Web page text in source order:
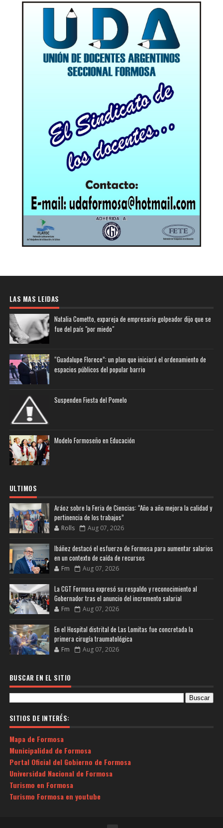
LAS MAS LEIDAS
Natalia Cometto, expareja de empresario golpeador dijo que se
fue del país "por miedo"
“Guadalupe Florece”: un plan que iniciará el ordenamiento de
espacios públicos del popular barrio
Suspenden Fiesta del Pomelo
Modelo Formoseño en Educación
ULTIMOS
Aráoz sobre la Feria de Ciencias: “Año a año mejora la calidad y
pertinencia de los trabajos”
Rolls Aug 07, 2026
Ibáñez destacó el esfuerzo de Formosa para aumentar salarios
en un contexto de caída de recursos
Fm Aug 07, 2026
La CGT Formosa expresó su respaldo y reconocimiento al
Gobernador tras el anuncio del incremento salarial
Fm Aug 07, 2026
En el Hospital distrital de Las Lomitas fue concretada la
primera cirugía traumatológica
Fm Aug 07, 2026
BUSCAR EN EL SITIO
SITIOS DE INTERÉS:
Mapa de Formosa
Municipalidad de Formosa
Portal Oficial del Gobierno de Formosa
Universidad Nacional de Formosa
Turismo en Formosa
Turismo Formosa en youtube